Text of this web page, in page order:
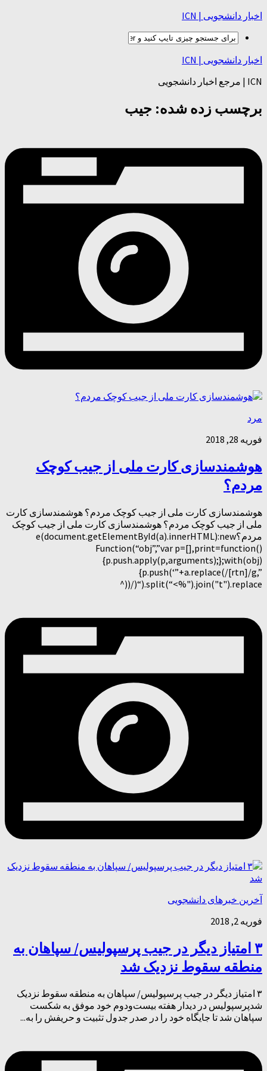
اخبار دانشجویی | ICN
اخبار دانشجویی | ICN
ICN | مرجع اخبار دانشجویی
برچسب زده شده: جیب
مرد
فوریه 28, 2018
هوشمندسازی کارت ملی از جیب کوچک
مردم؟
هوشمندسازی کارت ملی از جیب کوچک مردم؟ هوشمندسازی کارت
ملی از جیب کوچک مردم؟ هوشمندسازی کارت ملی از جیب کوچک
مردم؟e(document.getElementById(a).innerHTML):new
Function(“obj”,”var p=[],print=function()
{p.push.apply(p,arguments);};with(obj)
{p.push(‘”+a.replace(/[rtn]/g,”
“).split(“<%").join("t").replace(/((^
آخرین خبرهای دانشجویی
فوریه 2, 2018
۳ امتیاز دیگر در جیب پرسپولیس/ سپاهان به
منطقه سقوط نزدیک شد
۳ امتیاز دیگر در جیب پرسپولیس/ سپاهان به منطقه سقوط نزدیک
شدپرسپولیس در دیدار هفته بیست‌ودوم خود موفق به شکست
سپاهان شد تا جایگاه خود را در صدر جدول تثبیت و حریفش را به...